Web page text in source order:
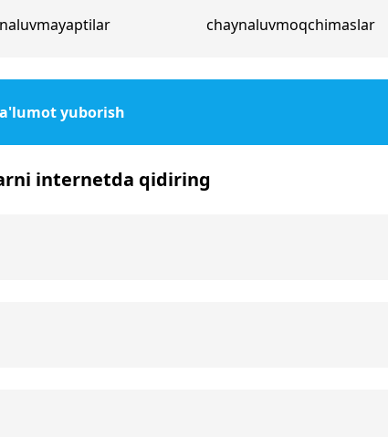
chaynaluvmoqchimaslar
yuborish
internetda qidiring